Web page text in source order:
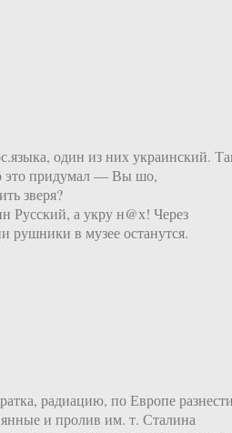
один из них украинский.
это придумал — Вы шо,
зверя?
а укру н@х! Через
рушники в музее останутся.
радиацию, по Европе
и пролив им. т. Сталина